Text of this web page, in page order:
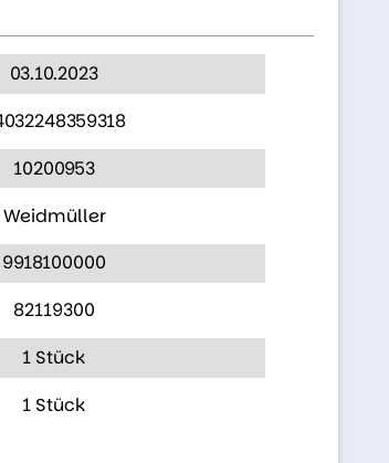
03.10.2023
10200953
Weidmüller
9918100000
82119300
1 Stück
1 Stück